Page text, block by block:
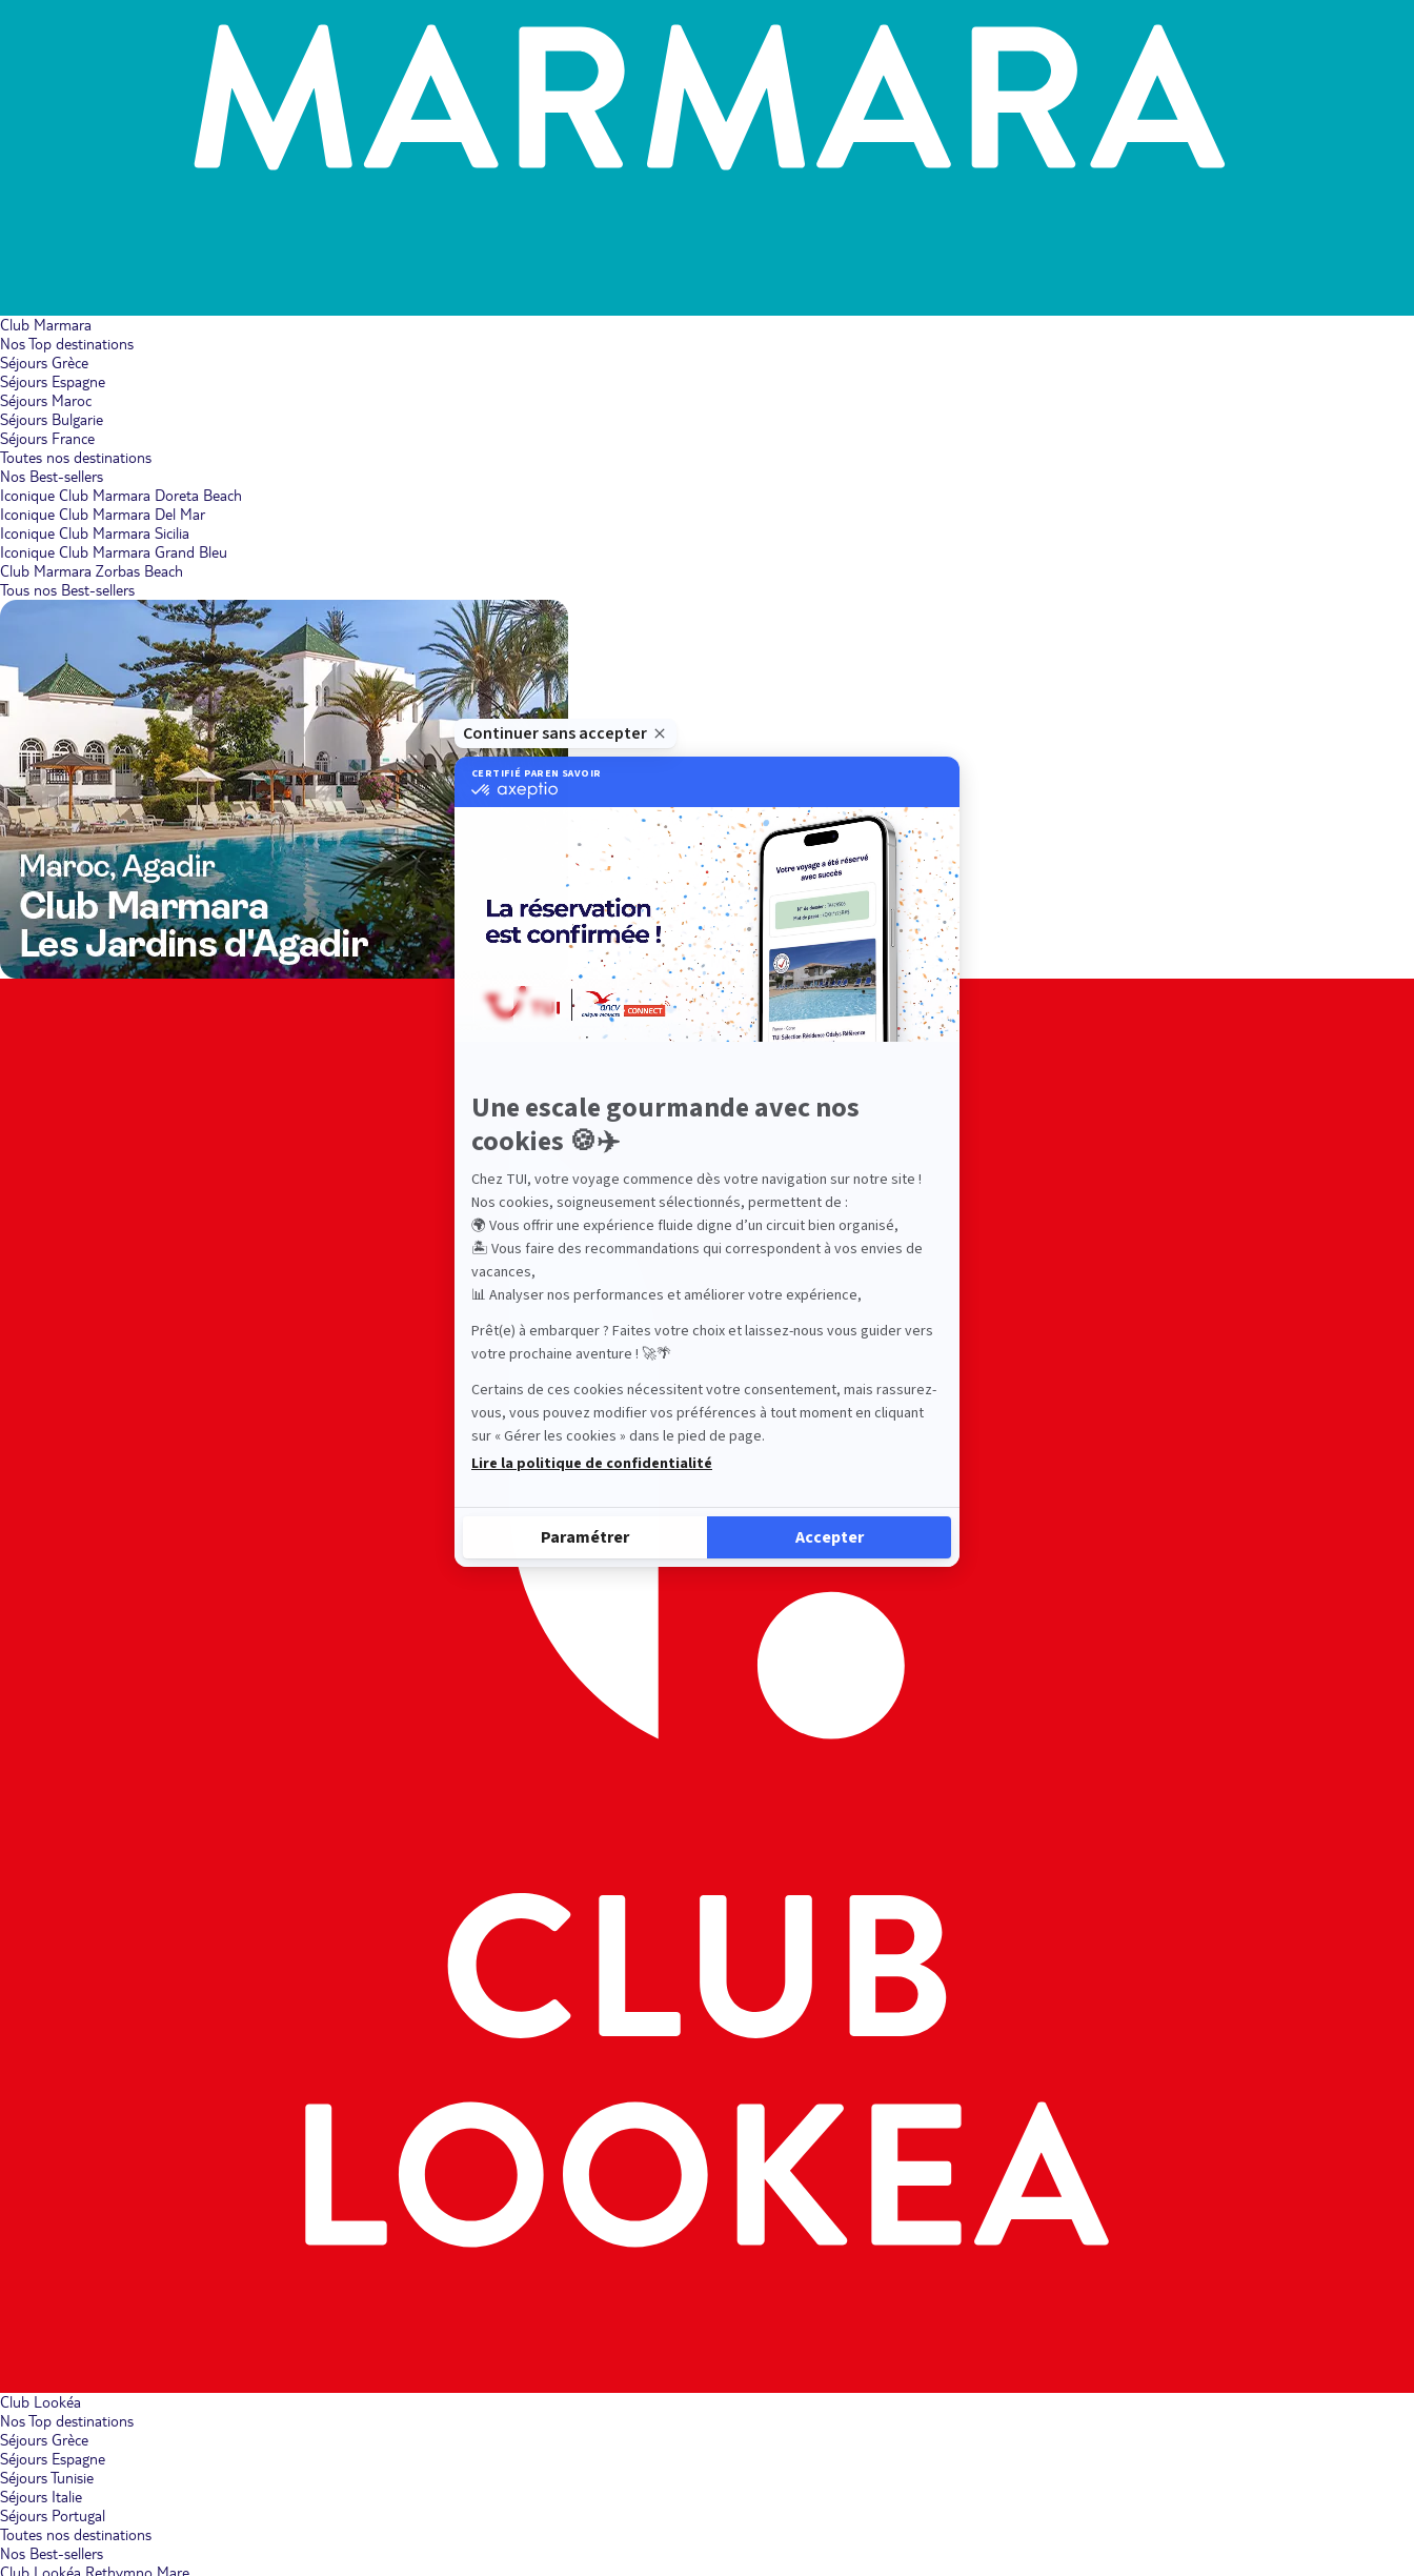
Club Marmara
Nos Top destinations
Séjours Grèce
Séjours Espagne
Séjours Maroc
Séjours Bulgarie
Séjours France
Toutes nos destinations
Nos Best-sellers
Iconique Club Marmara Doreta Beach
Iconique Club Marmara Del Mar
Iconique Club Marmara Sicilia
Iconique Club Marmara Grand Bleu
Club Marmara Zorbas Beach
Tous nos Best-sellers
Club Lookéa
Nos Top destinations
Séjours Grèce
Séjours Espagne
Séjours Tunisie
Séjours Italie
Séjours Portugal
Toutes nos destinations
Nos Best-sellers